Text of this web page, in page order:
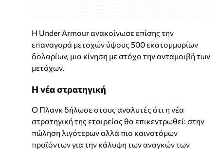
Η Under Armour ανακοίνωσε επίσης την
επαναγορά μετοχών ύψους 500 εκατομμυρίων
δολαρίων, μια κίνηση με στόχο την ανταμοιβή των
μετόχων.
Η νέα στρατηγική
Ο Πλανκ δήλωσε στους αναλυτές ότι η νέα
στρατηγική της εταιρείας θα επικεντρωθεί: στην
πώληση λιγότερων αλλά πιο καινοτόμων
προϊόντων για την κάλυψη των αναγκών των